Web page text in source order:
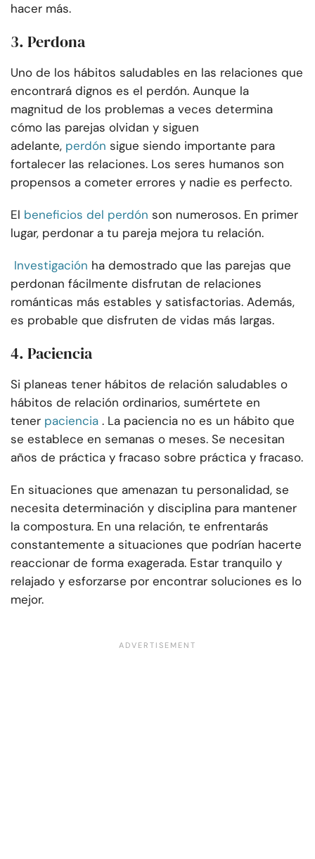
hacer más.
3. Perdona
Uno de los hábitos saludables en las relaciones que
encontrará dignos es el perdón. Aunque la
magnitud de los problemas a veces determina
cómo las parejas olvidan y siguen
adelante, perdón sigue siendo importante para
fortalecer las relaciones. Los seres humanos son
propensos a cometer errores y nadie es perfecto.
El beneficios del perdón son numerosos. En primer
lugar, perdonar a tu pareja mejora tu relación.
Investigación ha demostrado que las parejas que
perdonan fácilmente disfrutan de relaciones
románticas más estables y satisfactorias. Además,
es probable que disfruten de vidas más largas.
4. Paciencia
Si planeas tener hábitos de relación saludables o
hábitos de relación ordinarios, sumértete en
tener paciencia . La paciencia no es un hábito que
se establece en semanas o meses. Se necesitan
años de práctica y fracaso sobre práctica y fracaso.
En situaciones que amenazan tu personalidad, se
necesita determinación y disciplina para mantener
la compostura. En una relación, te enfrentarás
constantemente a situaciones que podrían hacerte
reaccionar de forma exagerada. Estar tranquilo y
relajado y esforzarse por encontrar soluciones es lo
mejor.